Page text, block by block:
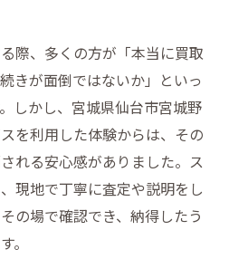
際、多くの方が「本当に買取
きが面倒ではないか」といっ
しかし、宮城県仙台市宮城野
を利用した体験からは、その
れる安心感がありました。ス
現地で丁寧に査定や説明をし
の場で確認でき、納得したう
。